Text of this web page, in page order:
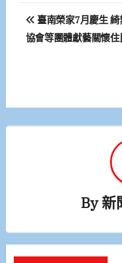
文
章
臺南榮家7月慶生 綺
協會等團體獻藝關懷住
By新